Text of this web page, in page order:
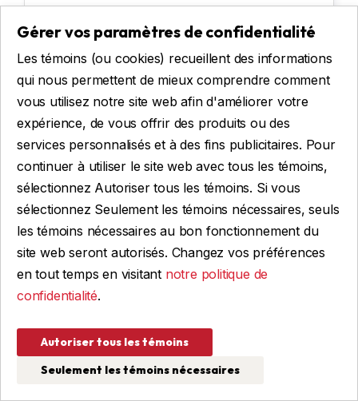
Rail thermolaqué
80 $
Gérer vos paramètres de confidentialité
Les témoins (ou cookies) recueillent des informations
qui nous permettent de mieux comprendre comment
vous utilisez notre site web afin d'améliorer votre
expérience, de vous offrir des produits ou des
services personnalisés et à des fins publicitaires. Pour
continuer à utiliser le site web avec tous les témoins,
sélectionnez Autoriser tous les témoins. Si vous
sélectionnez Seulement les témoins nécessaires, seuls
les témoins nécessaires au bon fonctionnement du
site web seront autorisés. Changez vos préférences
en tout temps en visitant notre politique de
confidentialité.
Autoriser tous les témoins
Seulement les témoins nécessaires